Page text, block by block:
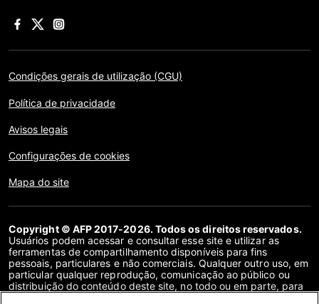
Condições gerais de utilização (CGU)
Política de privacidade
Avisos legais
Configurações de cookies
Mapa do site
Copyright © AFP 2017-2026. Todos os direitos reservados.
Usuários podem acessar e consultar esse site e utilizar as
ferramentas de compartilhamento disponíveis para fins
pessoais, particulares e não comerciais. Qualquer outro uso, em
particular qualquer reprodução, comunicação ao público ou
distribuição do conteúdo deste site, no todo ou em parte, para